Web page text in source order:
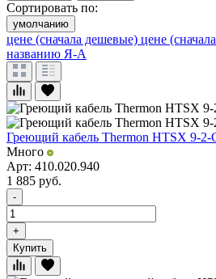
Сортировать по:
умолчанию
цене (сначала дешевые) цене
названию Я-А
Греющий кабель Thermon HTSX 9-2-
Много
Арт: 410.020.940
1 885 руб.
-
+
Купить